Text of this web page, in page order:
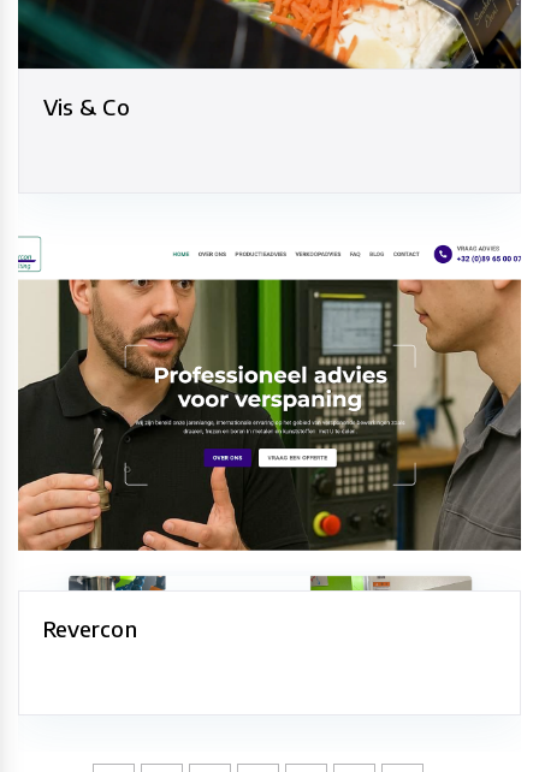
Vis & Co
Revercon